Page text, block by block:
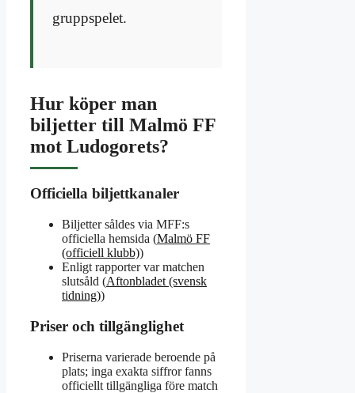
gruppspelet.
Hur köper man
biljetter till Malmö FF
mot Ludogorets?
Officiella biljettkanaler
Biljetter såldes via MFF:s
officiella hemsida (Malmö FF
(officiell klubb))
Enligt rapporter var matchen
slutsåld (Aftonbladet (svensk
tidning))
Priser och tillgänglighet
Priserna varierade beroende på
plats; inga exakta siffror fanns
officiellt tillgängliga före match